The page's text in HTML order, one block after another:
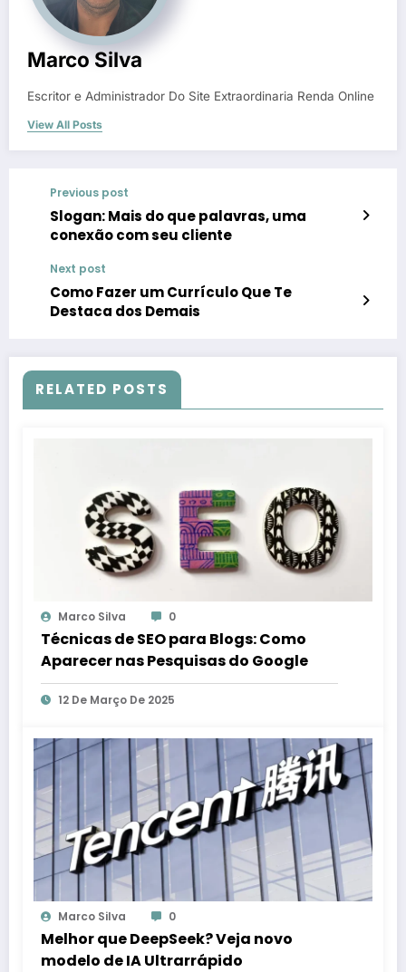
Marco Silva
Escritor e Administrador Do Site Extraordinaria Renda Online
View All Posts
Previous post
Slogan: Mais do que palavras, uma
conexão com seu cliente
Next post
Como Fazer um Currículo Que Te
Destaca dos Demais
RELATED POSTS
Marco Silva 0
Técnicas de SEO para Blogs: Como
Aparecer nas Pesquisas do Google
12 De Março De 2025
Marco Silva 0
Melhor que DeepSeek? Veja novo
modelo de IA Ultrarrápido